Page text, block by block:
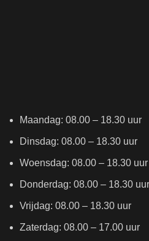
Maandag: 08.00 – 18.30 uur
Dinsdag: 08.00 – 18.30 uur
Woensdag: 08.00 – 18.30 uur
Donderdag: 08.00 – 18.30 uur
Vrijdag: 08.00 – 18.30 uur
Zaterdag: 08.00 – 17.00 uur